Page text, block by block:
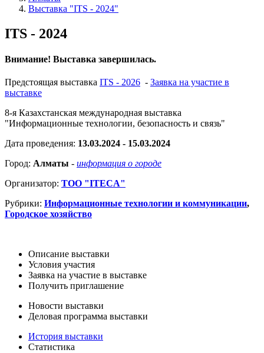
Выставка "ITS - 2024"
ITS - 2024
Внимание! Выставка завершилась.
Предстоящая выставка ITS - 2026 - Заявка на участие в
выставке
8-я Казахстанская международная выставка
"Информационные технологии, безопасность и связь"
Дата проведения: 13.03.2024 - 15.03.2024
Город: Алматы - информация о городе
Организатор: ТОО "ITECA"
Рубрики: Информационные технологии и коммуникации,
Городское хозяйство
Описание выставки
Условия участия
Заявка на участие в выставке
Получить приглашение
Новости выставки
Деловая программа выставки
История выставки
Статистика